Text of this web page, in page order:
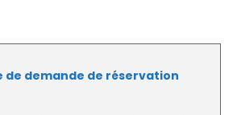
de demande de réservation